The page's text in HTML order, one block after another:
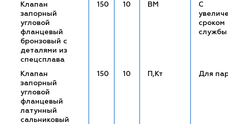
Клапан
запорный
угловой
фланцевый
бронзовый с
деталями из
спецсплава
150 10 ВМ
С
сроком
службы
Клапан
запорный
угловой
фланцевый
латунный
сальниковый
150 10 П,Кт Для